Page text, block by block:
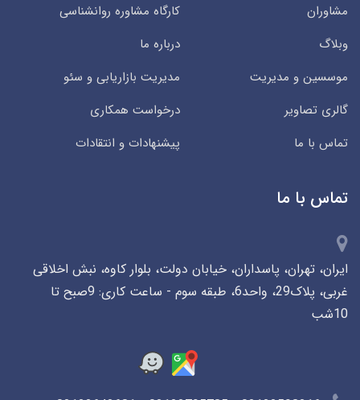
مشاوران
کارگاه مشاوره روانشناسی
وبلاگ
درباره ما
موسسین و مدیریت
مدیریت بازاریابی و سئو
گالری تصاویر
درخواست همکاری
تماس با ما
پیشنهادات و انتقادات
تماس با ما
ایران، تهران، پاسداران، خیابان دولت، بلوار کاوه، نبش اخلاقی
غربی، پلاک29، واحد6، طبقه سوم - ساعت کاری: 9صبح تا
10شب